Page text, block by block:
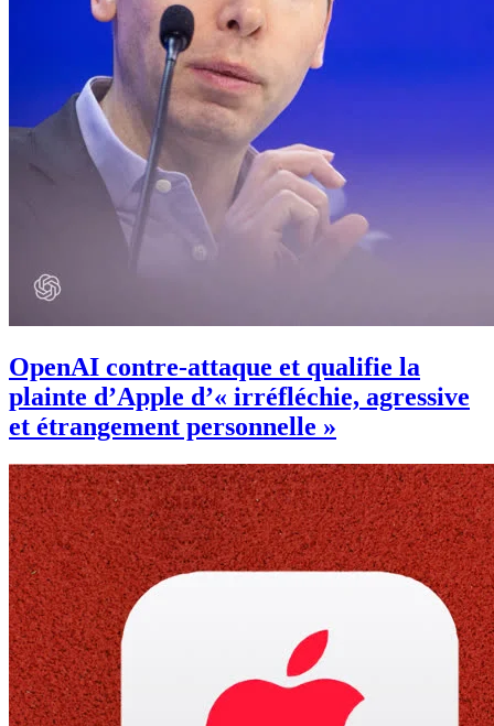
OpenAI contre-attaque et qualifie la
plainte d’Apple d’« irréfléchie, agressive
et étrangement personnelle »